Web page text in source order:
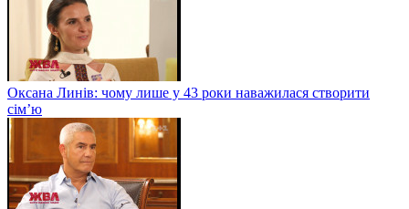
Оксана Линів: чому лише у 43 роки наважилася створити
сім’ю